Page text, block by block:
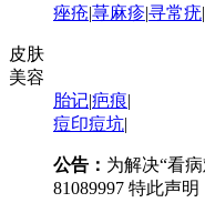
痤疮|荨麻疹|寻常疣|
皮肤
美容
胎记|疤痕|
痘印痘坑|
公告： 为解决“看
81089997 特此声